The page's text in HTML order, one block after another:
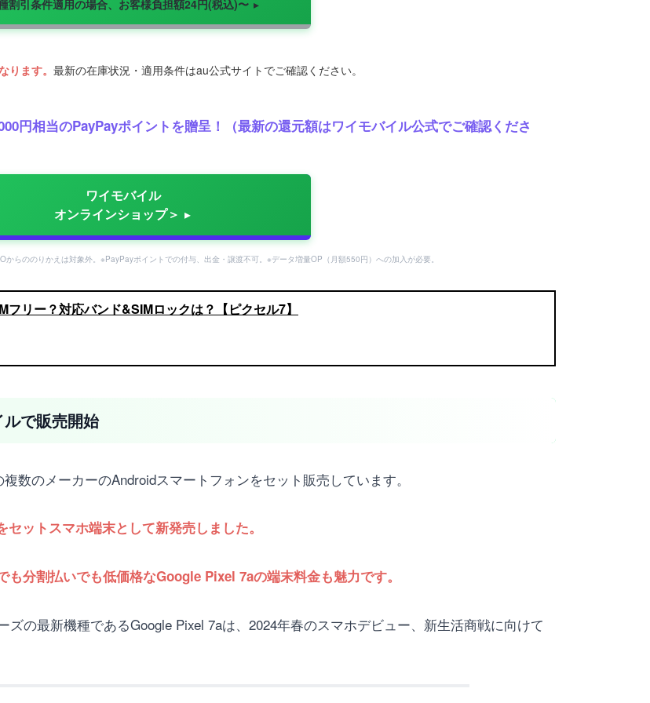
割引条件適用の場合、お客様負担額24円(税込)〜
ります。 最新の在庫状況・適用条件はau公式サイトでご確認ください。
円相当のPayPayポイントを贈呈！（最新の還元額はワイモバイル公式でご確認くださ
ワイモバイル
オンラインショップ＞
らののりかえは対象外。※PayPayポイントでの付与、出金・譲渡不可。※データ増量OP（月額550円）への加入が必要。
リー？対応バンド&SIMロックは？【ピクセル7】
で販売開始
数のメーカーのAndroidスマートフォンをセット販売しています。
ットスマホ端末として新発売しました。
も分割払いでも低価格なGoogle Pixel 7aの端末料金も魅力です。
の最新機種であるGoogle Pixel 7aは、2024年春のスマホデビュー、新生活商戦に向けて